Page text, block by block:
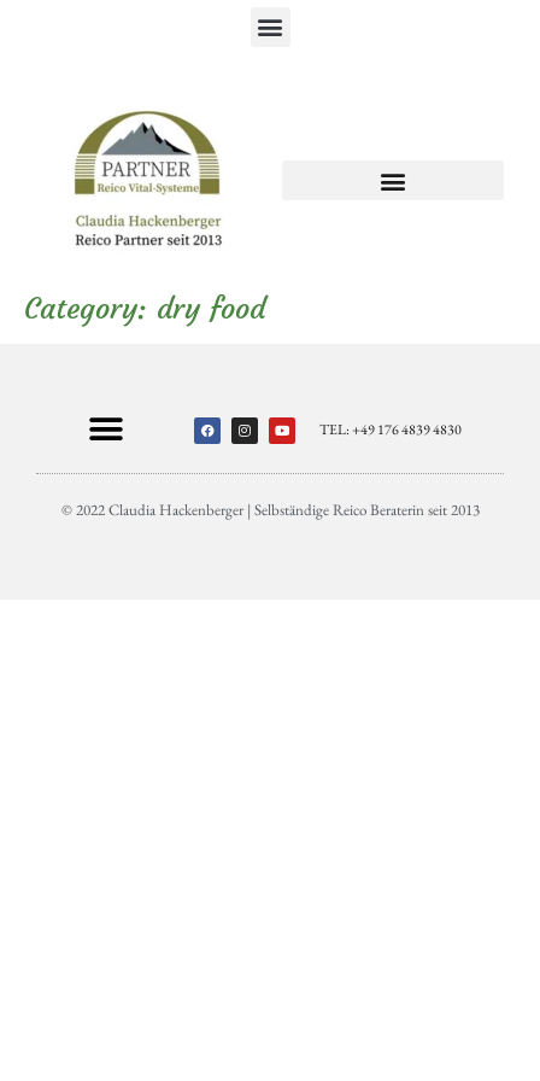
Category: dry food
TEL: +49 176 4839 4830
© 2022 Claudia Hackenberger | Selbständige Reico Beraterin seit 2013